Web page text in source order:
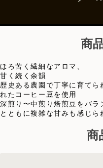
商
ほろ苦く繊細なアロマ、
甘く続く余韻
歴史ある農園で丁寧に育てら
れたコーヒー豆を使用
深煎り〜中煎り焙煎豆をバ
とともに複雑な甘みも感じら
商